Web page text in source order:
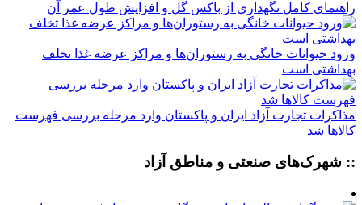
راهنمای کامل نگهداری از باکس گل و افزایش طول عمر آن
ورود حیوانات خانگی به رستوران‌ها و مراکز عرضه غذا تخلف
بهداشتی است
مذاکرات تجارت آزاد ایران و پاکستان وارد مرحله بررسی فهرست
کالاها شد
:: شهرک‌های صنعتی و مناطق آزاد